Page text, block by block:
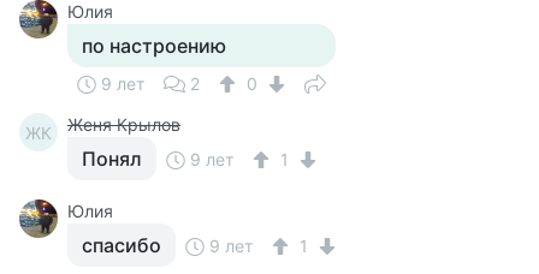
Юлия
по настроению
9 лет 2 0
ЖК Женя Крылов
Понял 9 лет 1
Юлия
спасибо 9 лет 1